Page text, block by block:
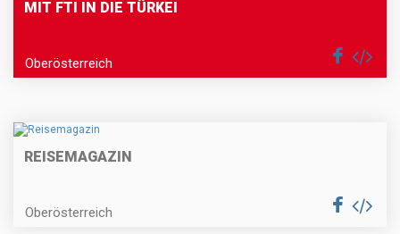
MIT FTI IN DIE TÜRKEI
Oberösterreich
REISEMAGAZIN
Oberösterreich